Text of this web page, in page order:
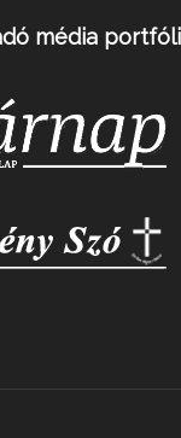
média